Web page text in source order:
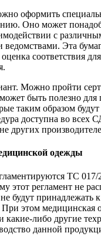
оформить
Оно может
с
Эта
соответствия
Можно пройти
быть полезно для
таким образом
доступна во всех
других
одежды
ТС 017/
этот регламент не
будут принадлежать
этом медицинская
либо другие
данной